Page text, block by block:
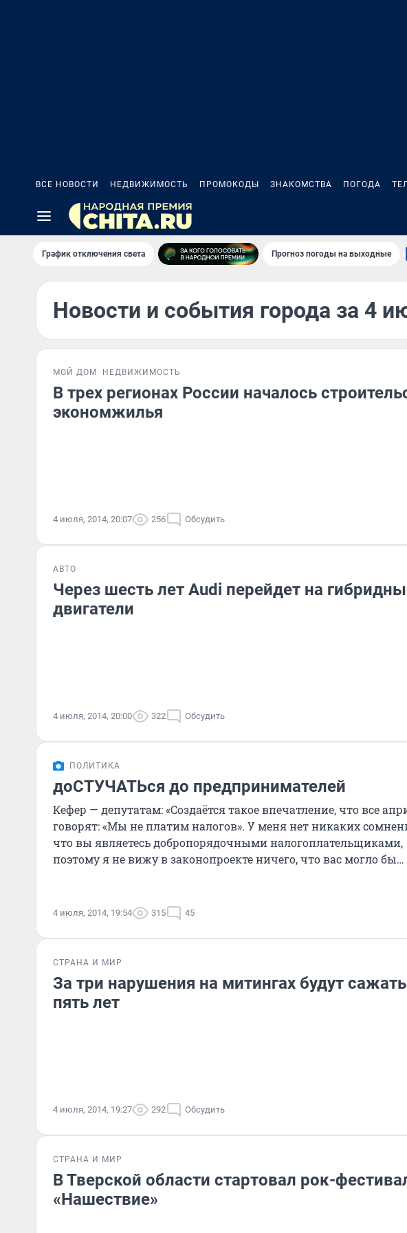
ВСЕ НОВОСТИ НЕДВИЖИМОСТЬ ПРОМОКОДЫ ЗНАКОМСТВА ПОГОДА
График отключения света Прогноз погоды на выходные
Новости и события города за 4
МОЙ ДОМ НЕДВИЖИМОСТЬ
В трех регионах России началось
экономжилья
4 июля, 2014, 20:07 256 Обсудить
АВТО
Через шесть лет Audi перейдет на
двигатели
4 июля, 2014, 20:00 322 Обсудить
ПОЛИТИКА
доСТУЧАТЬся до предпринимателей
Кефер — депутатам: «Создаётся такое впечатление, что все
говорят: «Мы не платим налогов». У меня нет никаких
что вы являетесь добропорядочными налогоплательщиками,
поэтому я не вижу в законопроекте ничего, что вас могло бы
4 июля, 2014, 19:54 315 45
СТРАНА И МИР
За три нарушения на митингах будут
пять лет
4 июля, 2014, 19:27 292 Обсудить
СТРАНА И МИР
В Тверской области стартовал рок-
«Нашествие»